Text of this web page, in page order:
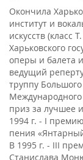
Окончила
институт и
искусств (класс
Харьковского
оперы и балета
ведущий
труппу
приз за лучшее
1994 г. - I
пения
В 1995 г. - III
Станислава